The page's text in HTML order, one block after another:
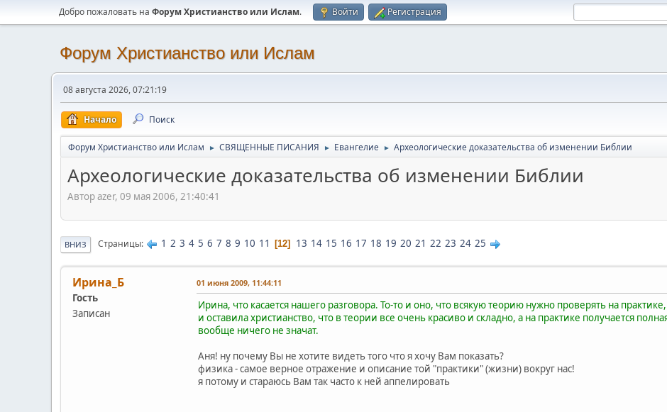
Добро пожаловать на Форум Христианство или Ислам. Войти Регистрация
Форум Христианство или Ислам
08 августа 2026, 07:21:19
Начало Поиск
Форум Христианство или Ислам ► СВЯЩЕННЫЕ ПИСАНИЯ ► Евангелие ► Археологические доказательства об изменении Библии
Археологические доказательства об изменении Библии
Автор azer, 09 мая 2006, 21:40:41
ВНИЗ Страницы 1 2 3 4 5 6 7 8 9 10 11 12 13 14 15 16 17 18 19 20 21 22 23 24 25
Ирина_Б
Гость
Записан
01 июня 2009, 11:44:11
Ирина, что касается нашего разговора. То-то и оно, что всякую теорию нужно проверять на
и оставила христианство, что в теории все очень красиво и складно, а на практике получается
вообще ничего не значат.
Аня! ну почему Вы не хотите видеть того что я хочу Вам показать?
физика - самое верное отражение и описание той "практики" (жизни) вокруг нас!
я потому и стараюсь Вам так часто к ней аппелировать